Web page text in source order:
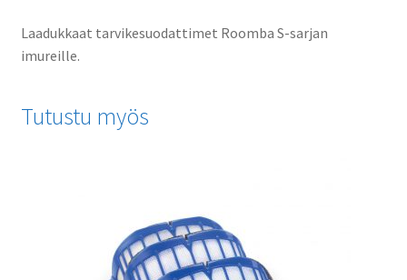
Laadukkaat tarvikesuodattimet Roomba S-sarjan
imureille.
Tutustu myös